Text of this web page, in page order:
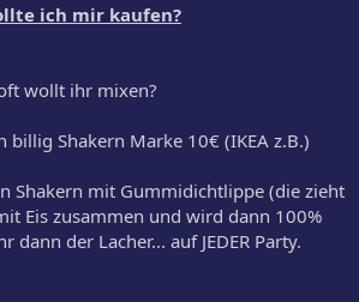
ich mir kaufen?
wollt ihr mixen?
billig Shakern Marke 10€ (IKEA z.B.)
Shakern mit Gummidichtlippe (die zieht
Eis zusammen und wird dann 100%
dann der Lacher... auf JEDER Party.